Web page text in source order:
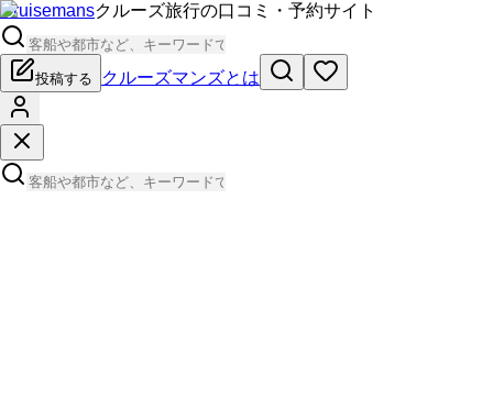
Cruisemansクルーズ旅行の口コミ・予約サイト
投稿する クルーズマンズとは